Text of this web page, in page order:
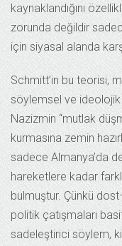
kaynaklandığını
zorunda değildir
için siyasal alanda
Schmitt’in bu teorisi,
söylemsel ve ideolojik
Nazizmin “mutlak
kurmasına zemin
sadece Almanya’da
hareketlere kadar
bulmuştur. Çünkü
politik çatışmaları
sadeleştirici söylem,